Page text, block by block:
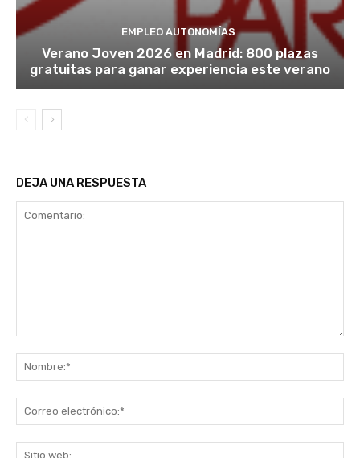
EMPLEO AUTONOMÍAS
Verano Joven 2026 en Madrid: 800 plazas
gratuitas para ganar experiencia este verano
DEJA UNA RESPUESTA